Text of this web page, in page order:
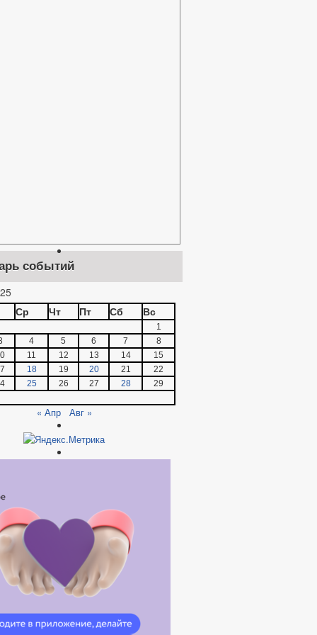
событий
Ср
Чт Пт Сб Вс
1
4 5 6 7
8
11 12 13 14
15
18 19 20 21
22
25 26 27 28 29
« Апр Авг »